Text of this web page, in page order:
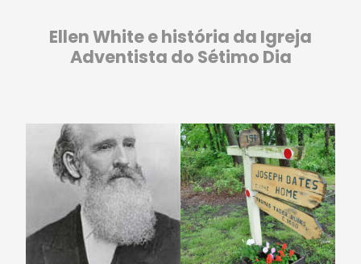
Ellen White e história da Igreja
Adventista do Sétimo Dia